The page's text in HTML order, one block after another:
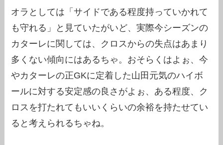
オラとしては「サイドである程度持っていかれて
も守れる」と見ていたがいど、実際今シーズンの
カターレに関しては、クロスからの失点はあまり
多くない傾向にはあるちゃ。おそらくはよぉ、今
やカターレの正GKに定着した山田元気のハイボ
ールに対する安定感の良さがよぉ、ある程度、ク
ロスを打たれてもいいくらいの余裕を持たせてい
ると考えられるちゃね。